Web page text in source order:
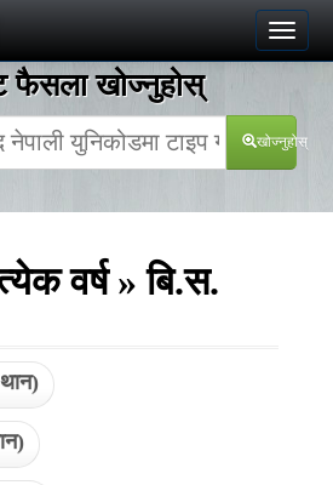
Toggle
फैसला खोज्‍नुहोस्
खोज्‍नुहोस्
वर्ष » बि.स.